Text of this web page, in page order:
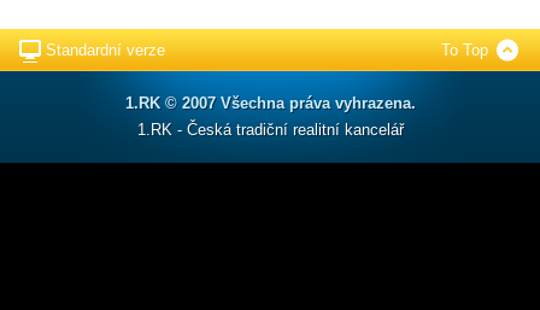
Standardní verze To Top
1.RK © 2007 Všechna práva vyhrazena.
1.RK - Česká tradiční realitní kancelář